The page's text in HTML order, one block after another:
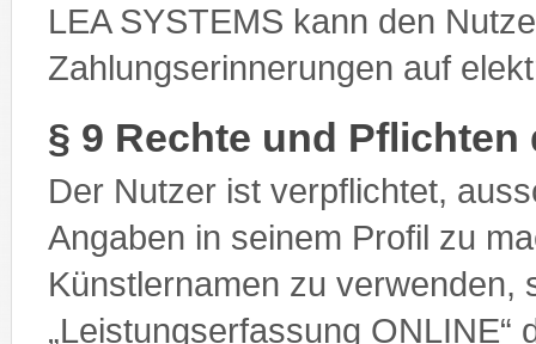
LEA SYSTEMS kann den
Zahlungserinnerungen auf
§ 9 Rechte und Pflichten
Der Nutzer ist verpflichtet,
Angaben in seinem Profil zu
Künstlernamen zu verwenden,
„Leistungserfassung